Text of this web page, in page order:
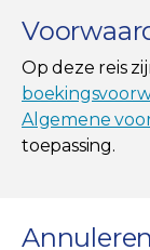
Op deze reis
Algemene
toepassing.